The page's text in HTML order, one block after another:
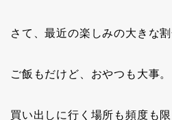
さて、最近の楽しみの大きな割
ご飯もだけど、おやつも大事。
買い出しに行く場所も頻度も